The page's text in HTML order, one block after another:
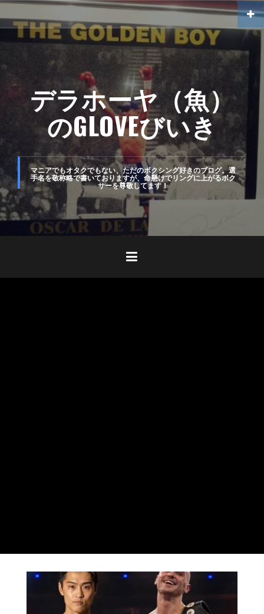
ン
ン
キ
プ
デラホーヤ（魚）
のGLOVEびいき
マニアでもオタクでもない、ただのボクシング好きのブログ。選
手名を敬称略で書いておりますが、命懸けでリングに上がるボク
サーを尊敬してます！